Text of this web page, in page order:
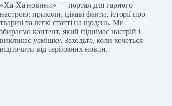
«Ха-Ха новини» — портал для гарного
настрою: приколи, цікаві факти, історії про
тварин та легкі статті на щодень. Ми
збираємо контент, який піднімає настрій і
викликає усмішку. Заходьте, коли хочеться
відпочити від серйозних новин.